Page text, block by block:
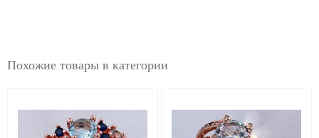
Похожие товары в категории